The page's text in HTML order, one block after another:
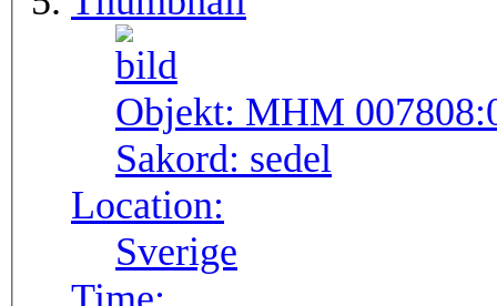
Objekt: MHM
Sakord: sedel
Location:
Sverige